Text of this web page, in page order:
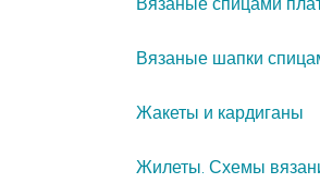
Вязаные шапки
Жакеты и кардиганы
Жилеты. Схемы